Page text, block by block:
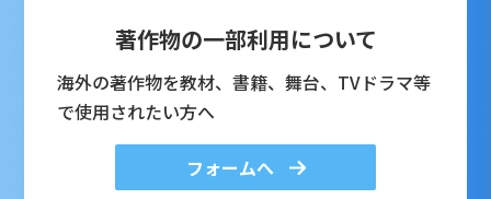
著作物の一部利用について
海外の著作物を教材、書籍、舞台、TVドラマ等
で使用されたい方へ
フォームへ